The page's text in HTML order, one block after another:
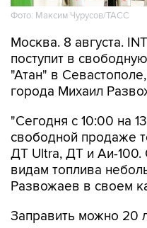
Фото: Максим Чурусов/ТАСС
Москва. 8 августа.
поступит в
"Атан" в
города Михаил
"Сегодня с 10:00 на
свободной продаже
ДТ Ultra, ДТ и Аи-
видам топлива
Развожаев в своем
Заправить можно 20